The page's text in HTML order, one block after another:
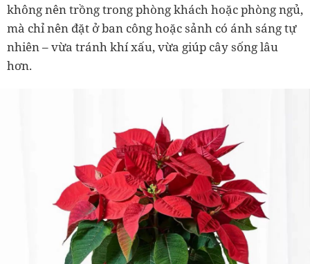
không nên trồng trong phòng khách hoặc phòng ngủ,
mà chỉ nên đặt ởban công hoặc sảnh có ánh sáng tự
nhiên– vừa tránh khí xấu, vừa giúp cây sống lâu
hơn.